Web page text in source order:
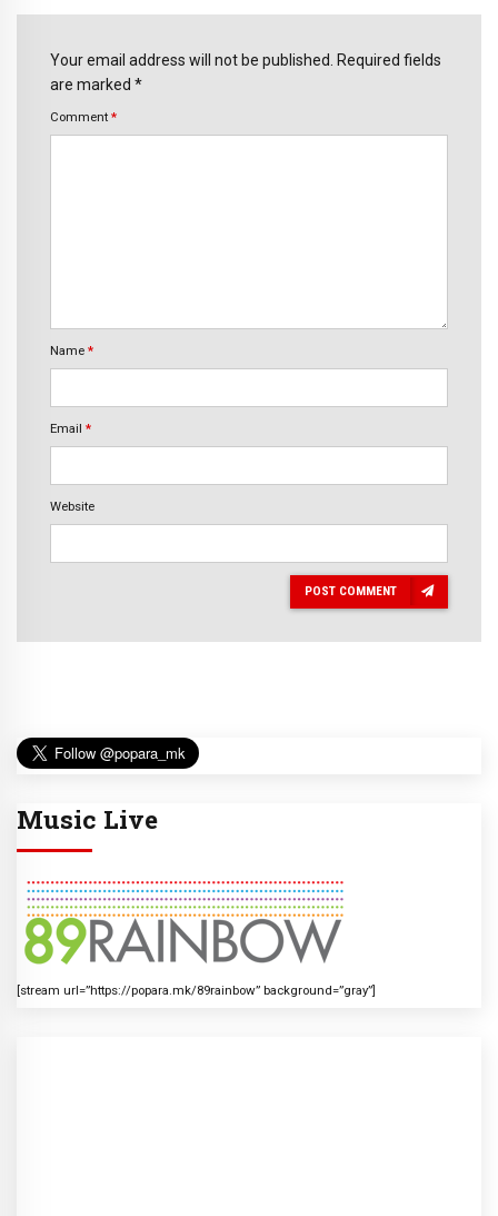
Your email address will not be published. Required fields
are marked *
Comment *
Name *
Email *
Website
POST COMMENT
Music Live
[stream url=”https://popara.mk/89rainbow” background=”gray”]